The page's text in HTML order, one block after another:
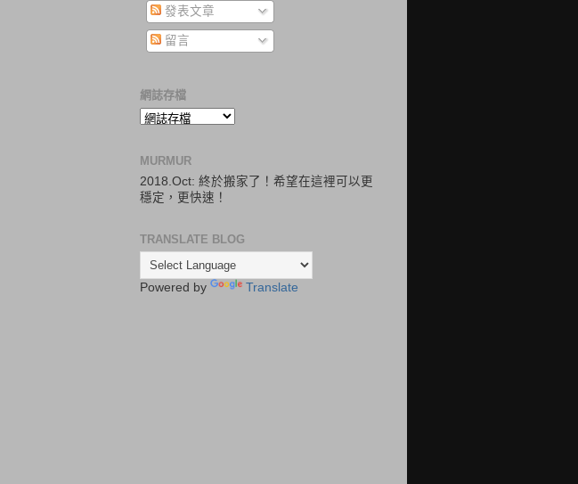
發表文章
留言
網誌存檔
MURMUR
2018.Oct: 終於搬家了！希望在這裡可以更
穩定，更快速！
TRANSLATE BLOG
Powered by Translate